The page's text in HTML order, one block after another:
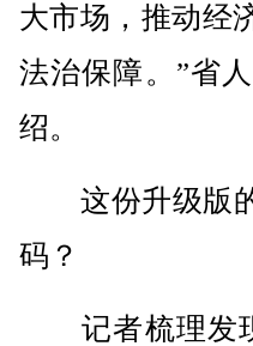
大市场，推动经
法治保障。”省
绍。
这份升级版的
码？
记者梳理发现